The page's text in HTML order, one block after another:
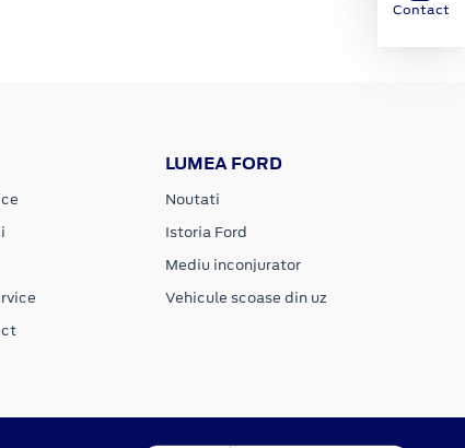
LUMEA FORD
Noutati
Istoria Ford
Mediu inconjurator
Vehicule scoase din uz
Contact